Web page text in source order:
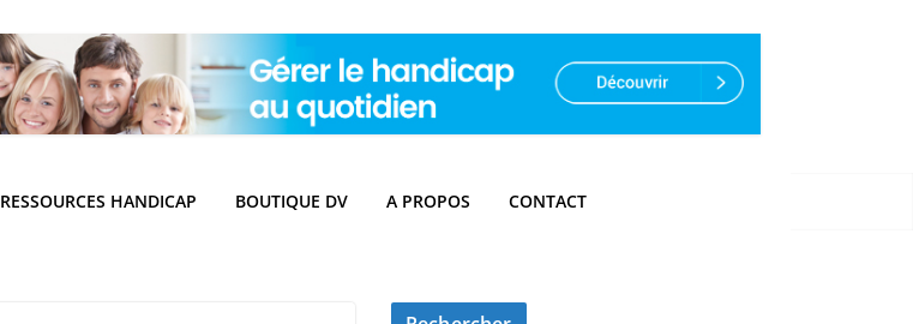
RESSOURCES HANDICAP BOUTIQUE DV A PROPOS CONTACT